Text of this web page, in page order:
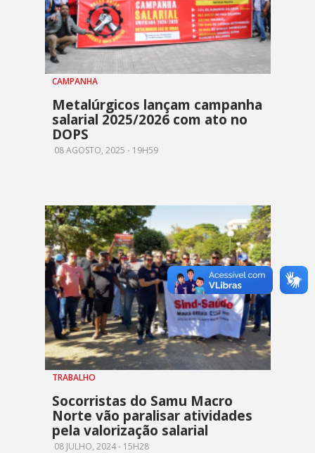
CAMPANHA
Metalúrgicos lançam campanha
salarial 2025/2026 com ato no
DOPS
08 AGOSTO, 2025 - 19H59
TRABALHO
Socorristas do Samu Macro
Norte vão paralisar atividades
pela valorização salarial
08 JULHO, 2024 - 15H28